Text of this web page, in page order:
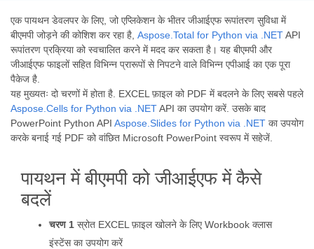
एक पायथन डेवलपर के लिए, जो एप्लिकेशन के भीतर जीआईएफ रूपांतरण सुविधा में
बीएमपी जोड़ने की कोशिश कर रहा है, Aspose.Total for Python via .NETAPI
रूपांतरण प्रक्रिया को स्वचालित करने में मदद कर सकता है। यह बीएमपी और
जीआईएफ फाइलों सहित विभिन्न प्रारूपों से निपटने वाले विभिन्न एपीआई का एक पूरा
पैकेज है.
यह मुख्यतः दो चरणों में होता है. EXCEL फ़ाइल को PDF में बदलने के लिए सबसे पहले
Aspose.Cells for Python via .NETAPI का उपयोग करें. उसके बाद
PowerPoint Python API Aspose.Slides for Python via .NET का उपयोग
करके बनाई गई PDF को वांछित Microsoft PowerPoint स्वरूप में सहेजें.
पायथन में बीएमपी को जीआईएफ में कैसे
बदलें
चरण 1 स्रोत EXCEL फ़ाइल खोलने के लिए Workbook क्लास
इंस्टेंस का उपयोग करें